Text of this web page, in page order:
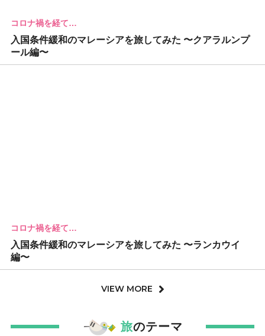
コロナ禍を経て…
入国条件緩和のマレーシアを旅してみた 〜クアラルンプ
ール編〜
コロナ禍を経て…
入国条件緩和のマレーシアを旅してみた 〜ランカウイ
編〜
VIEW MORE
旅のテーマ